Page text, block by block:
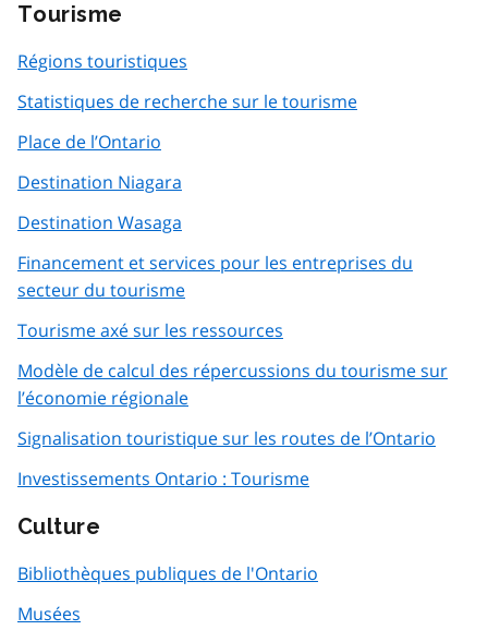
Tourisme
Régions touristiques
Statistiques de recherche sur le tourisme
Place de l’Ontario
Destination Niagara
Destination Wasaga
Financement et services pour les entreprises du
secteur du tourisme
Tourisme axé sur les ressources
Modèle de calcul des répercussions du tourisme sur
l’économie régionale
Signalisation touristique sur les routes de l’Ontario
Investissements Ontario : Tourisme
Culture
Bibliothèques publiques de l'Ontario
Musées